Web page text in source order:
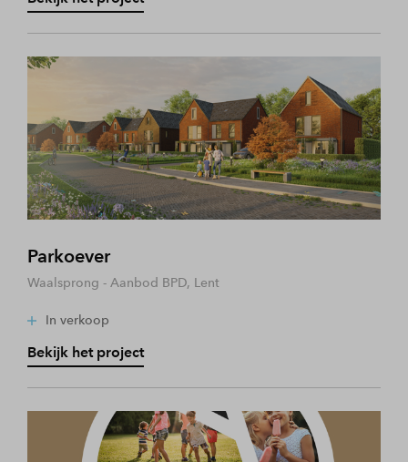
Parkoever
Waalsprong - Aanbod BPD, Lent
In verkoop
Bekijk het project